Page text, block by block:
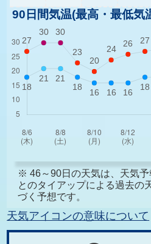
90日間気温(最高・最低気
※ 46～90日の天気は、天気
とのタイアップによる過去の
づく予想です。
天気アイコンの意味について